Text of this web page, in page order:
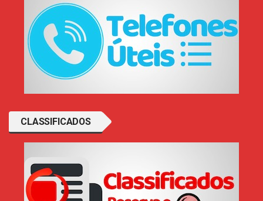
CLASSIFICADOS